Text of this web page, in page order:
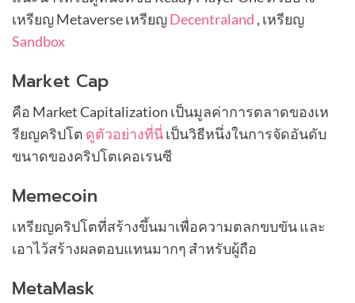
เหรียญ Metaverse เหรียญDecentraland , เหรียญ
Sandbox
Market Cap
คือ Market Capitalization เป็นมูลค่าการตลาดของเห
รียญคริปโต ดูตัวอย่างที่นี่เป็นวิธีหนึ่งในการจัดอันดับ
ขนาดของคริปโตเคอเรนซี
Memecoin
เหรียญคริปโตที่สร้างขึ้นมาเพื่อความตลกขบขัน และ
เอาไว้สร้างผลตอบแทนมากๆ สำหรับผู้ถือ
MetaMask